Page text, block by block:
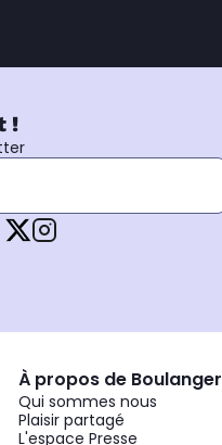
!
À propos de Boulanger
Qui sommes nous
Plaisir partagé
L'espace Presse